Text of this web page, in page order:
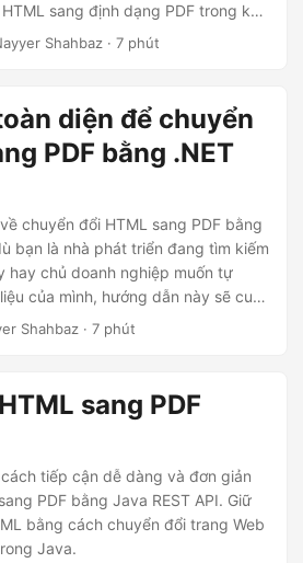
sang định dạng PDF trong khi
web gốc. Cho dù bạn muốn chia
dẫn bạn các bước và phương
bảo quá trình chuyển đổi suôn sẻ từ
giúp nội dung của bạn có thể
bằng vài cú nhấp chuột.
Shahbaz · 7 phút
diện để chuyển
PDF bằng .NET
chuyển đổi HTML sang PDF bằng
bạn là nhà phát triển đang tìm kiếm
hay chủ doanh nghiệp muốn tự
của mình, hướng dẫn này sẽ cung
biết cần thiết để chuyển đổi HTML
sẻ và có thể in.
Shahbaz · 7 phút
sang PDF
tiếp cận dễ dàng và đơn giản
PDF bằng Java REST API. Giữ
bằng cách chuyển đổi trang Web
Java.